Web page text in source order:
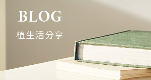
最新消息
植生活分享
購物說明
BLOG
植生活分享